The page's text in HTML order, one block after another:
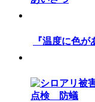
『温度に色が